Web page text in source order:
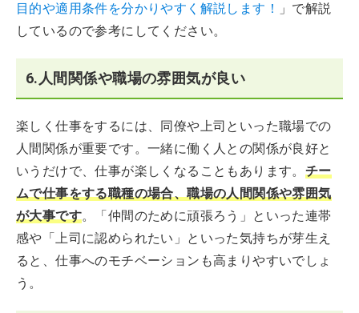
目的や適用条件を分かりやすく解説します！
」で解説
しているので参考にしてください。
6.人間関係や職場の雰囲気が良い
楽しく仕事をするには、同僚や上司といった職場での
人間関係が重要です。一緒に働く人との関係が良好と
いうだけで、仕事が楽しくなることもあります。 チー
ムで仕事をする職種の場合、職場の人間関係や雰囲気
が大事です。「仲間のために頑張ろう」といった連帯
感や「上司に認められたい」といった気持ちが芽生え
ると、仕事へのモチベーションも高まりやすいでしょ
う。